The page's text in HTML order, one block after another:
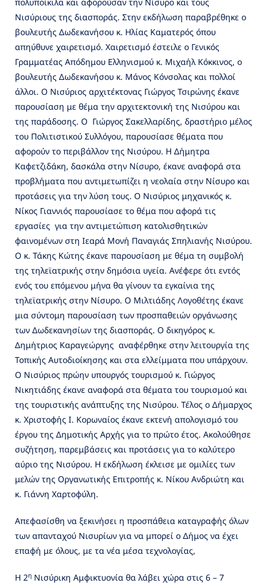
Νισύριους της διασποράς. Στην εκδήλωση παραβρέθηκε ο
βουλευτής Δωδεκανήσου κ. Ηλίας Καματερός όπου
απηύθυνε χαιρετισμό. Χαιρετισμό έστειλε ο Γενικός
Γραμματέας Απόδημου Ελληνισμού κ. Μιχαήλ Κόκκινος, ο
βουλευτής Δωδεκανήσου κ. Μάνος Κόνσολας και πολλοί
άλλοι. Ο Νισύριος αρχιτέκτονας Γιώργος Τσιρώνης έκανε
παρουσίαση με θέμα την αρχιτεκτονική της Νισύρου και
της παράδοσης. Ο Γιώργος Σακελλαρίδης, δραστήριο μέλος
του Πολιτιστικού Συλλόγου, παρουσίασε θέματα που
αφορούν το περιβάλλον της Νισύρου. Η Δήμητρα
Καφετζιδάκη, δασκάλα στην Νίσυρο, έκανε αναφορά στα
προβλήματα που αντιμετωπίζει η νεολαία στην Νίσυρο και
προτάσεις για την λύση τους. Ο Νισύριος μηχανικός κ.
Νίκος Γιαννιός παρουσίασε το θέμα που αφορά τις
εργασίες για την αντιμετώπιση κατολισθητικών
φαινομένων στη Ιεαρά Μονή Παναγιάς Σπηλιανής Νισύρου.
Ο κ. Τάκης Κώτης έκανε παρουσίαση με θέμα τη συμβολή
της τηλεϊατρικής στην δημόσια υγεία. Ανέφερε ότι εντός
ενός του επόμενου μήνα θα γίνουν τα εγκαίνια της
τηλεϊατρικής στην Νίσυρο. Ο Μιλτιάδης Λογοθέτης έκανε
μια σύντομη παρουσίαση των προσπαθειών οργάνωσης
των Δωδεκανησίων της διασποράς. Ο δικηγόρος κ.
Δημήτριος Καραγεώργης αναφέρθηκε στην λειτουργία της
Τοπικής Αυτοδιοίκησης και στα ελλείμματα που υπάρχουν.
Ο Νισύριος πρώην υπουργός τουρισμού κ. Γιώργος
Νικητιάδης έκανε αναφορά στα θέματα του τουρισμού και
της τουριστικής ανάπτυξης της Νισύρου. Τέλος ο Δήμαρχος
κ. Χριστοφής Ι. Κορωναίος έκανε εκτενή απολογισμό του
έργου της Δημοτικής Αρχής για το πρώτο έτος. Ακολούθησε
συζήτηση, παρεμβάσεις και προτάσεις για το καλύτερο
αύριο της Νισύρου. Η εκδήλωση έκλεισε με ομιλίες των
μελών της Οργανωτικής Επιτροπής κ. Νίκου Ανδριώτη και
κ. Γιάννη Χαρτοφύλη.
Απεφασίσθη να ξεκινήσει η προσπάθεια καταγραφής όλων
των απανταχού Νισυρίων για να μπορεί ο Δήμος να έχει
επαφή με όλους, με τα νέα μέσα τεχνολογίας,
Η 2η Νισύρικη Αμφικτυονία θα λάβει χώρα στις 6 – 7